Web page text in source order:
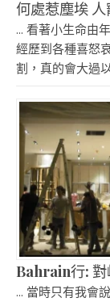
何處惹塵埃
... 看著小生命由
經歷到各種喜怒
割，真的會大過
Bahrain行: 對
... 當時只有我會